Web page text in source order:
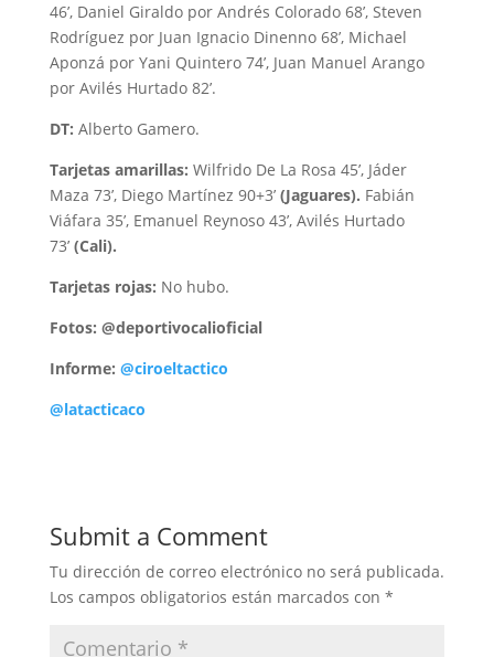
46’, Daniel Giraldo por Andrés Colorado 68’, Steven
Rodríguez por Juan Ignacio Dinenno 68’, Michael
Aponzá por Yani Quintero 74’, Juan Manuel Arango
por Avilés Hurtado 82’.
DT: Alberto Gamero.
Tarjetas amarillas: Wilfrido De La Rosa 45’, Jáder
Maza 73’, Diego Martínez 90+3’ (Jaguares). Fabián
Viáfara 35’, Emanuel Reynoso 43’, Avilés Hurtado
73’ (Cali).
Tarjetas rojas: No hubo.
Fotos: @deportivocalioficial
Informe: @ciroeltactico
@latacticaco
Submit a Comment
Tu dirección de correo electrónico no será publicada.
Los campos obligatorios están marcados con *